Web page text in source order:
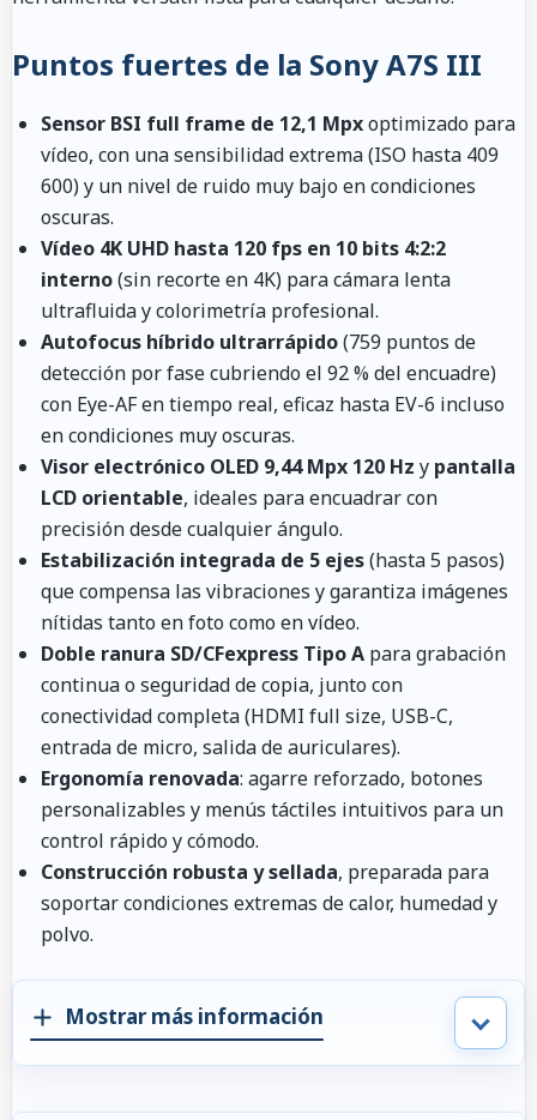
Puntos fuertes de la Sony A7S III
Sensor BSI full frame de 12,1 Mpxoptimizado para
vídeo, con una sensibilidad extrema (ISO hasta 409
600) y un nivel de ruido muy bajo en condiciones
oscuras.
Vídeo 4K UHD hasta 120 fps en 10 bits 4:2:2
interno(sin recorte en 4K) para cámara lenta
ultrafluida y colorimetría profesional.
Autofocus híbrido ultrarrápido(759 puntos de
detección por fase cubriendo el 92 % del encuadre)
con Eye-AF en tiempo real, eficaz hasta EV-6 incluso
en condiciones muy oscuras.
Visor electrónico OLED 9,44 Mpx 120 Hz y pantalla
LCD orientable, ideales para encuadrar con
precisión desde cualquier ángulo.
Estabilización integrada de 5 ejes(hasta 5 pasos)
que compensa las vibraciones y garantiza imágenes
nítidas tanto en foto como en vídeo.
Doble ranura SD/CFexpress Tipo A para grabación
continua o seguridad de copia, junto con
conectividad completa (HDMI full size, USB-C,
entrada de micro, salida de auriculares).
Ergonomía renovada: agarre reforzado, botones
personalizables y menús táctiles intuitivos para un
control rápido y cómodo.
Construcción robusta y sellada, preparada para
soportar condiciones extremas de calor, humedad y
polvo.
Mostrar más información